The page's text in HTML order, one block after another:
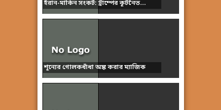
ইরান-মার্কিন সংকট: ট্রাম্পের কূটনৈত...
শূন্যের গোলকধাঁধা অঙ্ক করার ম্যাজিক